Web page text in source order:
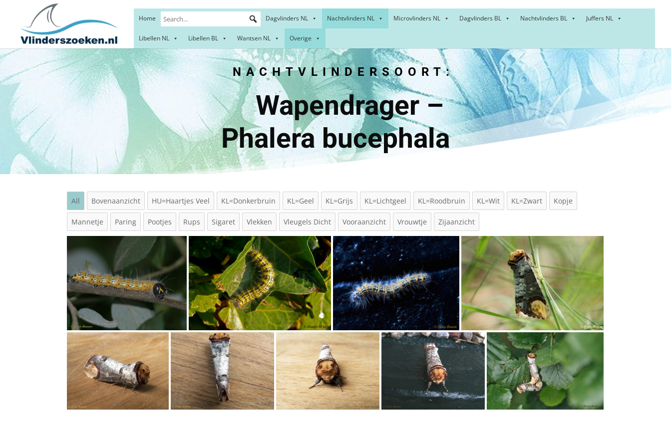
Home Dagvlinders NL Nachtvlinders NL Microvlinders NL Dagvlinders BL Nachtvlinders BL Juffers NL
Libellen NL Libellen BL Wantsen NL Overige
NACHTVLINDERSOORT:
Wapendrager –
Phalera bucephala
All Bovenaanzicht HU=Haartjes Veel KL=Donkerbruin KL=Geel KL=Grijs KL=Lichtgeel KL=Roodbruin KL=Wit KL=Zwart Kopje
Mannetje Paring Pootjes Rups Sigaret Vlekken Vleugels Dicht Vooraanzicht Vrouwtje Zijaanzicht